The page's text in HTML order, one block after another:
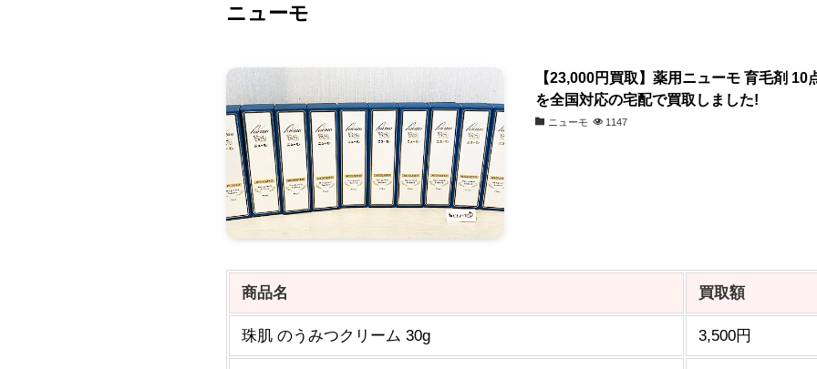
ニューモ
【23,000円買取】薬用ニューモ 育毛剤
を全国対応の宅配で買取しました!
ニューモ 1147
商品名 買取額
珠肌 のうみつクリーム 30g 3,500円